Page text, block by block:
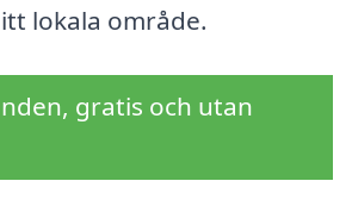
lokala område.
gratis och utan